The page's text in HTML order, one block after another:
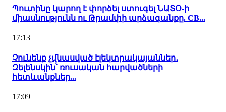
Պուտինը կարող է փորձել ստուգել ՆԱՏՕ-ի
միասնությունն ու Թրամփի արձագանքը. CB...
17:13
Չունենք չվնասված էլեկտրակայաններ․
Զելենսկին՝ ռուսական հարվածների
հետևանքներ...
17:09